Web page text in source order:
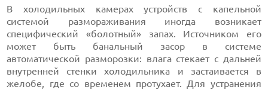
В холодильных камерах устройств с капельной
системой размораживания иногда возникает
специфический «болотный» запах. Источником его
может быть банальный засор в системе
автоматической разморозки: влага стекает с дальней
внутренней стенки холодильника и застаивается в
желобе, где со временем протухает. Для устранения